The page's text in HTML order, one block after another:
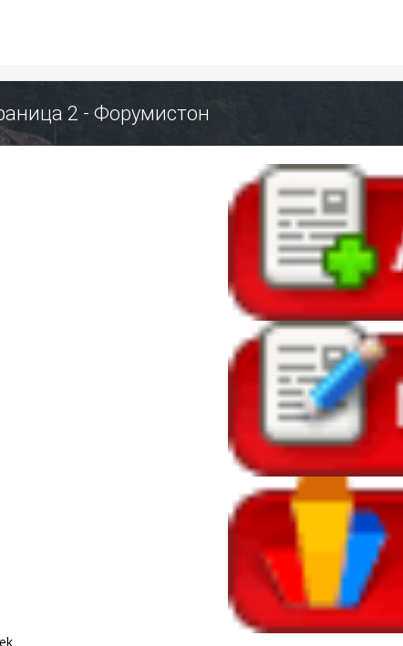
2 - Форумистон